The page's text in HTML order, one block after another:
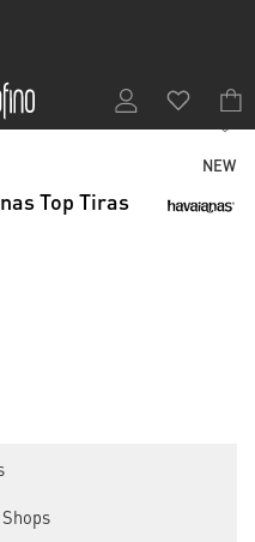
NEW
Top Tiras